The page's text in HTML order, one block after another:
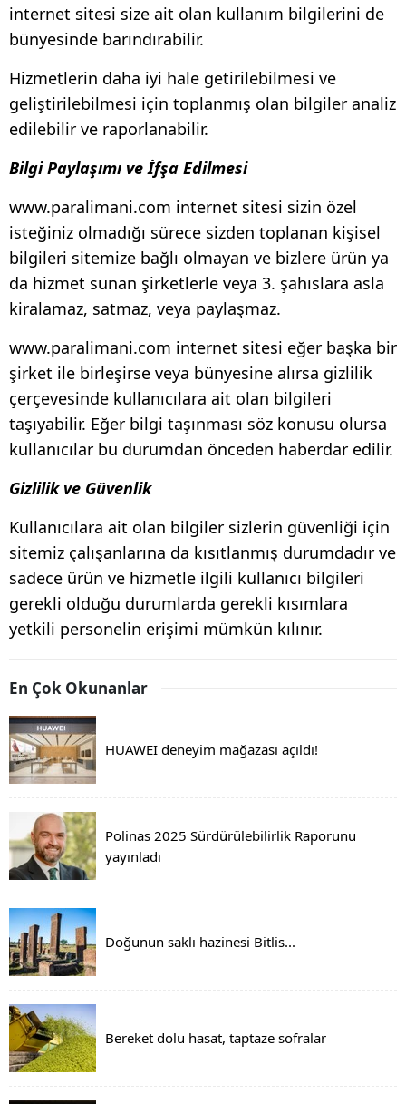
internet sitesi size ait olan kullanım bilgilerini de
bünyesinde barındırabilir.
Hizmetlerin daha iyi hale getirilebilmesi ve
geliştirilebilmesi için toplanmış olan bilgiler analiz
edilebilir ve raporlanabilir.
Bilgi Paylaşımı ve İfşa Edilmesi
www.paralimani.com internet sitesi sizin özel
isteğiniz olmadığı sürece sizden toplanan kişisel
bilgileri sitemize bağlı olmayan ve bizlere ürün ya
da hizmet sunan şirketlerle veya 3. şahıslara asla
kiralamaz, satmaz, veya paylaşmaz.
www.paralimani.com internet sitesi eğer başka bir
şirket ile birleşirse veya bünyesine alırsa gizlilik
çerçevesinde kullanıcılara ait olan bilgileri
taşıyabilir. Eğer bilgi taşınması söz konusu olursa
kullanıcılar bu durumdan önceden haberdar edilir.
Gizlilik ve Güvenlik
Kullanıcılara ait olan bilgiler sizlerin güvenliği için
sitemiz çalışanlarına da kısıtlanmış durumdadır ve
sadece ürün ve hizmetle ilgili kullanıcı bilgileri
gerekli olduğu durumlarda gerekli kısımlara
yetkili personelin erişimi mümkün kılınır.
En Çok Okunanlar
HUAWEI deneyim mağazası açıldı!
Polinas 2025 Sürdürülebilirlik Raporunu
yayınladı
Doğunun saklı hazinesi Bitlis...
Bereket dolu hasat, taptaze sofralar